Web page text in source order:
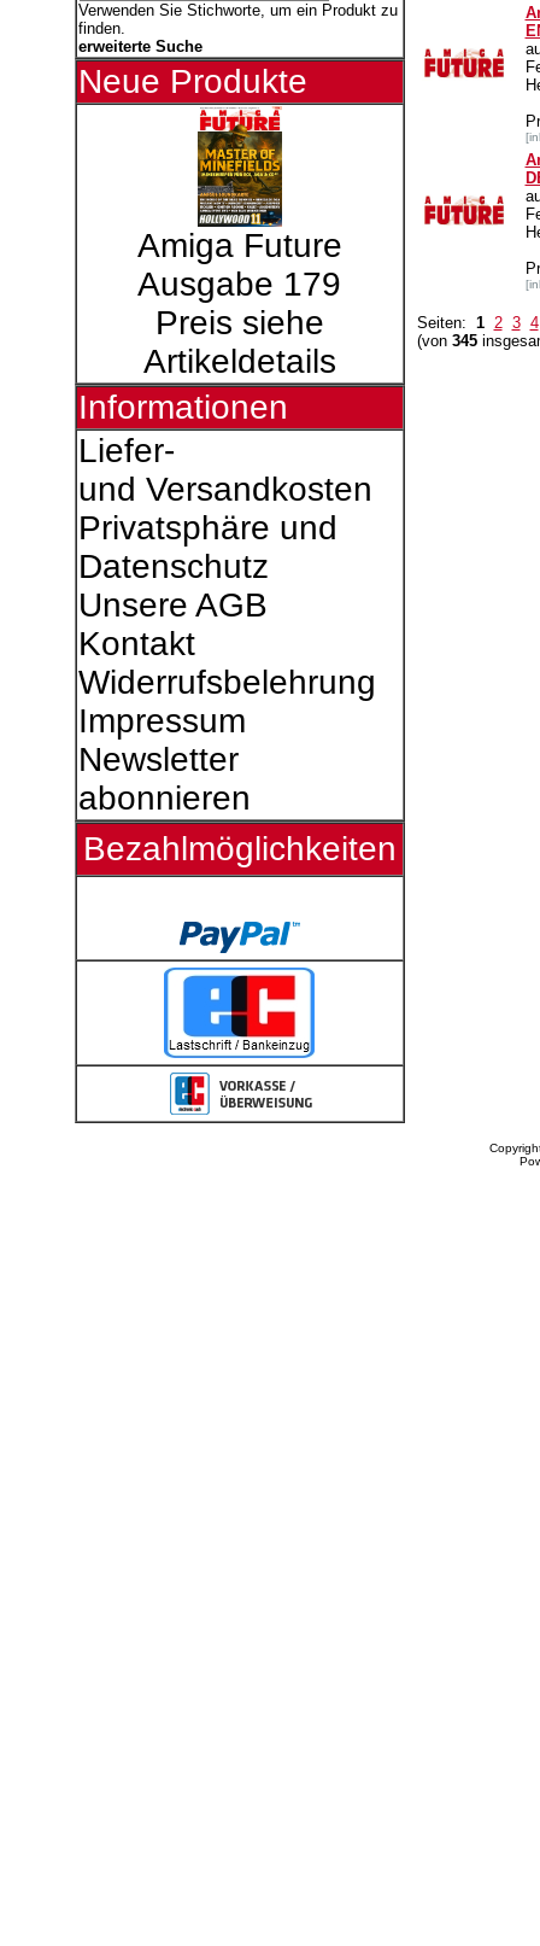
Verwenden Sie Stichworte, um ein Produkt zu
finden.
erweiterte Suche
Neue Produkte
Amiga Future
Ausgabe 179
Preis siehe
Artikeldetails
Informationen
Liefer-
und Versandkosten
Privatsphäre und
Datenschutz
Unsere AGB
Kontakt
Widerrufsbelehrung
Impressum
Newsletter
abonnieren
Bezahlmöglichkeiten
Seiten: 1 2 3 4
(von 345